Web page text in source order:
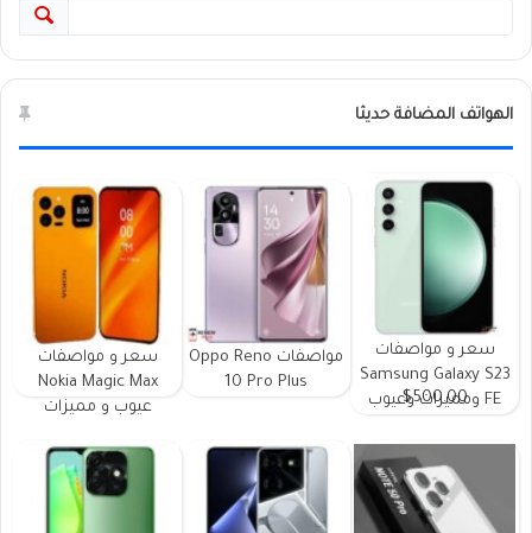
الهواتف المضافة حديثا
سعر و مواصفات
Samsung Galaxy S23
FE ومميزات وعيوب
$500.00
مواصفات Oppo Reno
10 Pro Plus
سعر و مواصفات
Nokia Magic Max
عيوب و مميزات